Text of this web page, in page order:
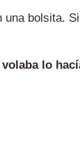
bolsita.
lo